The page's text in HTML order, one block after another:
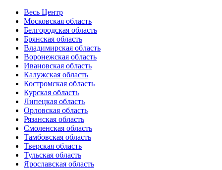
Весь Центр
Московская область
Белгородская область
Брянская область
Владимирская область
Воронежская область
Ивановская область
Калужская область
Костромская область
Курская область
Липецкая область
Орловская область
Рязанская область
Смоленская область
Тамбовская область
Тверская область
Тульская область
Ярославская область